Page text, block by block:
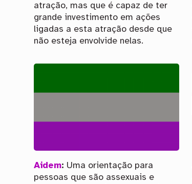
atração, mas que é capaz de ter
grande investimento em ações
ligadas a esta atração desde que
não esteja envolvide nelas.
Aidem: Uma orientação para
pessoas que são assexuais e